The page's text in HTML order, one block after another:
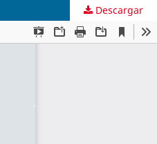
Descargar